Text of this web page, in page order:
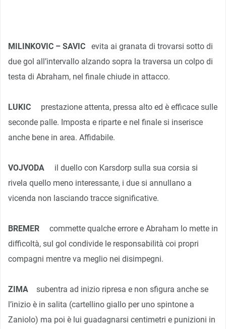
MILINKOVIC – SAVIC evita ai granata di trovarsi sotto di
due gol all’intervallo alzando sopra la traversa un colpo di
testa di Abraham, nel finale chiude in attacco.
LUKIC prestazione attenta, pressa alto ed è efficace sulle
seconde palle. Imposta e riparte e nel finale si inserisce
anche bene in area. Affidabile.
VOJVODA il duello con Karsdorp sulla sua corsia si
rivela quello meno interessante, i due si annullano a
vicenda non lasciando tracce significative.
BREMER commette qualche errore e Abraham lo mette in
difficoltà, sul gol condivide le responsabilità coi propri
compagni mentre va meglio nei disimpegni.
ZIMA subentra ad inizio ripresa e non sfigura anche se
l’inizio è in salita (cartellino giallo per uno spintone a
Zaniolo) ma poi è lui guadagnarsi centimetri e punizioni in